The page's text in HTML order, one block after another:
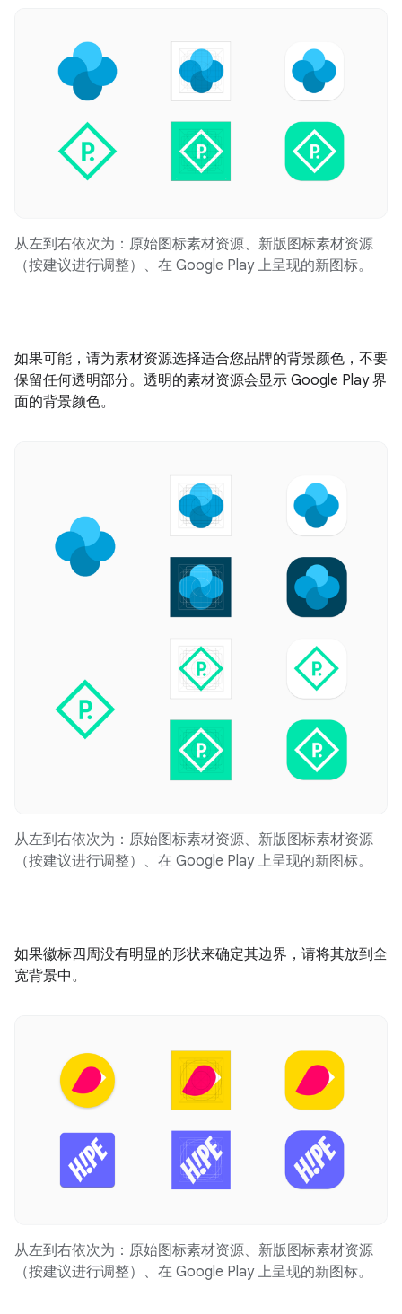
从左到右依次为：原始图标素材资源、新版图标素材资源
（按建议进行调整）、在 Google Play 上呈现的新图标。
如果可能，请为素材资源选择适合您品牌的背景颜色，不要
保留任何透明部分。透明的素材资源会显示 Google Play 界
面的背景颜色。
从左到右依次为：原始图标素材资源、新版图标素材资源
（按建议进行调整）、在 Google Play 上呈现的新图标。
如果徽标四周没有明显的形状来确定其边界，请将其放到全
宽背景中。
从左到右依次为：原始图标素材资源、新版图标素材资源
（按建议进行调整）、在 Google Play 上呈现的新图标。